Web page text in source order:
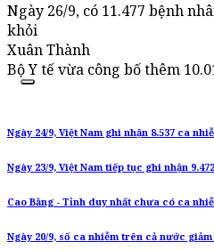
Ngày 26/9, có 11.477 bệnh
khỏi
Xuân Thành
Bộ Y tế vừa công bố thêm
Ngày 24/9, Việt Nam ghi nhận 8.537 ca
Ngày 23/9, Việt Nam tiếp tục ghi nhận
Cao Bằng - Tỉnh duy nhất chưa có ca
Ngày 20/9, số ca nhiễm trên cả nước